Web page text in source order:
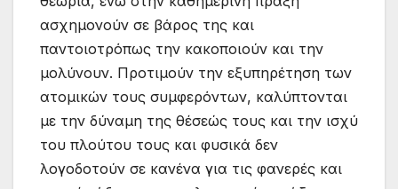
ασχημονούν σε βάρος της και
παντοιοτρόπως την κακοποιούν και την
μολύνουν. Προτιμούν την εξυπηρέτηση των
ατομικών τους συμφερόντων, καλύπτονται
με την δύναμη της θέσεώς τους και την ισχύ
του πλούτου τους και φυσικά δεν
λογοδοτούν σε κανένα για τις φανερές και